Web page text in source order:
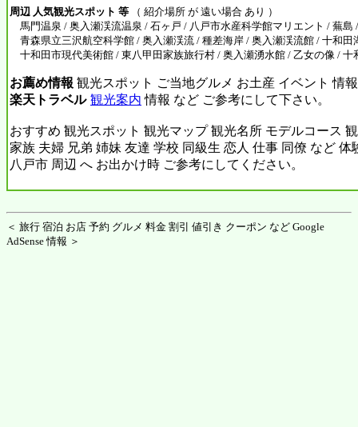
周辺 人気観光スポット 等 （ 紹介場所 が 遠い場合 あり ）
馬門温泉 / 奥入瀬渓流温泉 / 石ヶ戸 / 八戸市水産科学館マリエント / 蕪島 /
青森県立三沢航空科学館 / 奥入瀬渓流 / 種差海岸 / 奥入瀬渓流館 / 十和田
十和田市現代美術館 / 東八甲田家族旅行村 / 奥入瀬湧水館 / 乙女の像 / 十
お薦め情報 観光スポット ご当地グルメ お土産 イベント 情
楽天トラベル 観光案内 情報 など ご参考にして下さい。
おすすめ 観光スポット 観光マップ 観光名所 モデルコース
家族 夫婦 兄弟 姉妹 友達 学校 同級生 恋人 仕事 同僚 など 体
八戸市 周辺 へ お出かけ時 ご参考にしてください。
＜ 旅行 宿泊 お店 予約 グルメ 料金 割引 値引き クーポン など Google
AdSense 情報 ＞